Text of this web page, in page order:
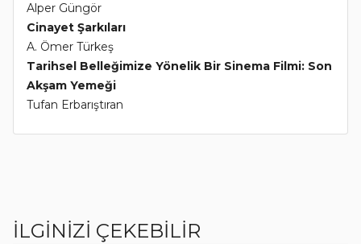
Alper Güngör
Cinayet Şarkıları
A. Ömer Türkeş
Tarihsel Belleğimize Yönelik Bir Sinema Filmi: Son
Akşam Yemeği
Tufan Erbarıştıran
İLGİNİZİ ÇEKEBİLİR